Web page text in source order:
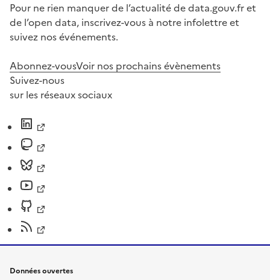
Pour ne rien manquer de l’actualité de data.gouv.fr et
de l’open data, inscrivez-vous à notre infolettre et
suivez nos événements.
Abonnez-vousVoir nos prochains évènements
Suivez-nous
sur les réseaux sociaux
Données ouvertes